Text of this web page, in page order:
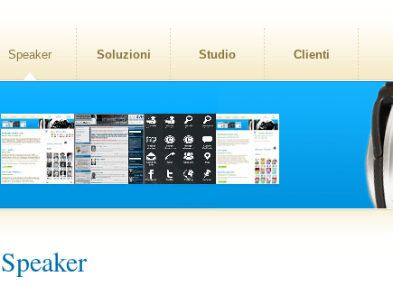
Speaker Soluzioni Studio Clienti
Speaker